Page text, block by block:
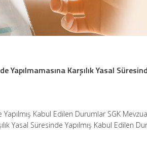
Yapılmamasına Karşılık Yasal
Yapılmış Kabul Edilen Durumlar SGK
Yasal Süresinde Yapılmış Kabul Edilen